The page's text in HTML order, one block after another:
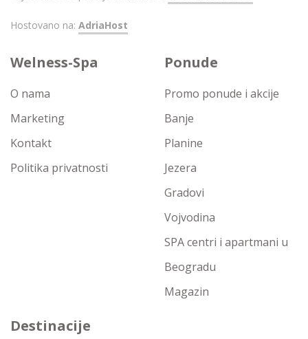
Hostovano na: AdriaHost
Welness-Spa
O nama
Marketing
Kontakt
Politika privatnosti
Ponude
Promo ponude i akcije
Banje
Planine
Jezera
Gradovi
Vojvodina
SPA centri i apartmani u
Beogradu
Magazin
Destinacije